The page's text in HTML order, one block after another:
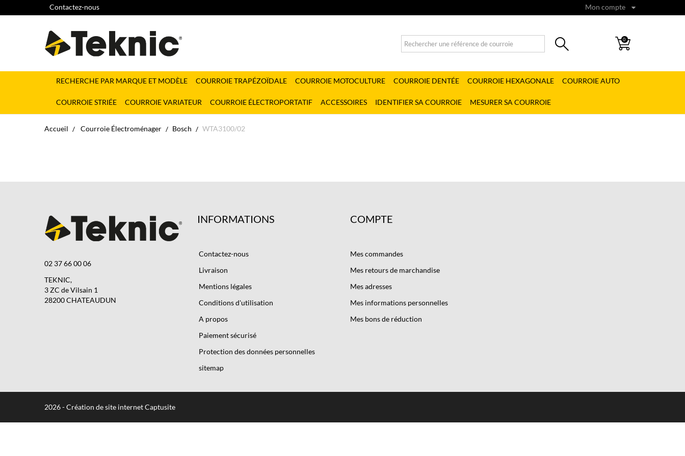
Mon compte
Contactez-nous
0
RECHERCHE PAR MARQUE ET MODÈLE COURROIE TRAPÉZOÏDALE COURROIE MOTOCULTURE COURROIE DENTÉE COURROIE HEXAGONALE COURROIE AUTO
COURROIE STRIÉE COURROIE VARIATEUR COURROIE ÉLECTROPORTATIF ACCESSOIRES IDENTIFIER SA COURROIE MESURER SA COURROIE
Accueil Courroie Électroménager Bosch WTA3100/02
02 37 66 00 06
TEKNIC,
3 ZC de Vilsain 1
28200 CHATEAUDUN
INFORMATIONS
Contactez-nous
Livraison
Mentions légales
Conditions d'utilisation
A propos
Paiement sécurisé
Protection des données personnelles
sitemap
COMPTE
Mes commandes
Mes retours de marchandise
Mes adresses
Mes informations personnelles
Mes bons de réduction
2026 - Création de site internet Captusite